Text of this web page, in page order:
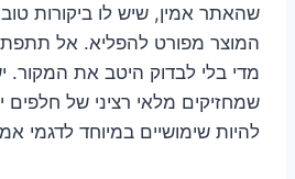
שהאתר אמין, שיש לו ביקורות
המוצר מפורט להפליא. אל
מדי בלי לבדוק היטב את המקור.
שמחזיקים מלאי רציני של חלפים
להיות שימושיים במיוחד לדגמי